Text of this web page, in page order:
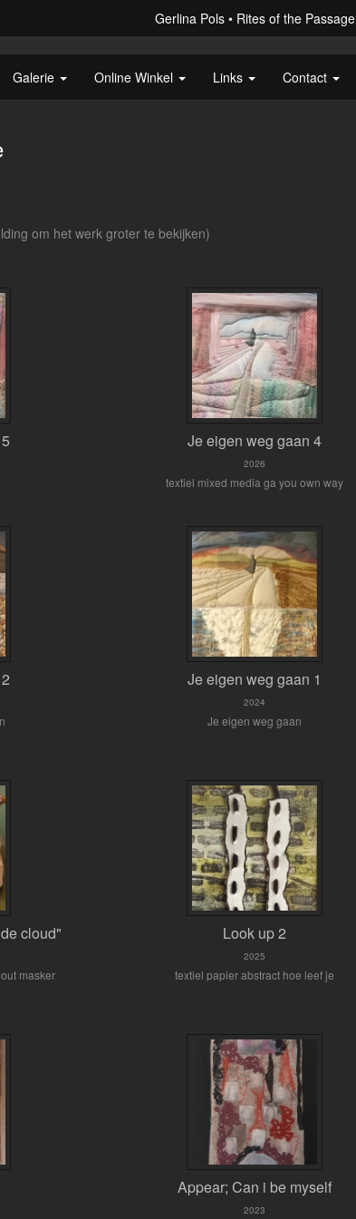
Gerlina Pols Rites of the Passage
Galerie Online Winkel Links Contact
om het werk groter te bekijken)
Je eigen weg gaan 4
2026
textiel mixed media ga you own way
Je eigen weg gaan 1
2024
Je eigen weg gaan
cloud"
masker
Look up 2
2025
textiel papier abstract hoe leef je
Appear; Can i be myself
2023